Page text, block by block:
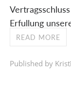
Erfullung
READ MORE
Published by